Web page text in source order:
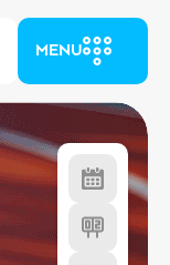
MENU